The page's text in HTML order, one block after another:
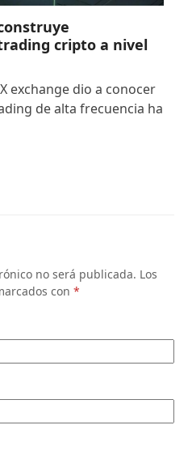
cripto a nivel
exchange dio a conocer
de alta frecuencia ha
no será publicada. Los
con*